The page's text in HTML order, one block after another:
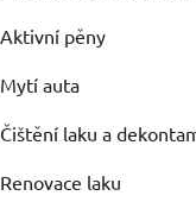
Aktivní pěny
Mytí auta
Čištění laku a
Renovace laku